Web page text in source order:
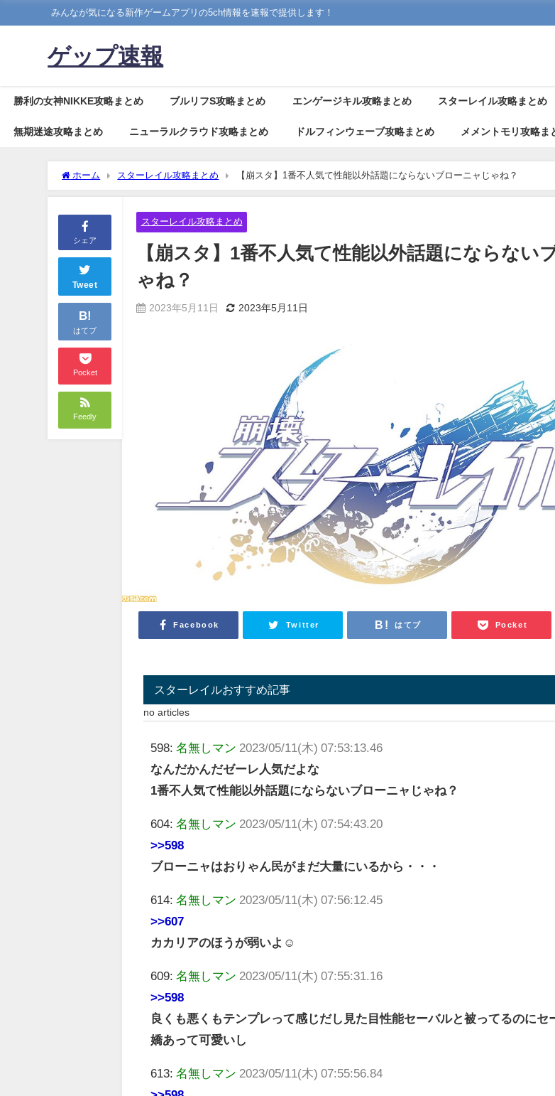
みんなが気になる新作ゲームアプリの5ch情報を速報で提供します！
ゲップ速報
勝利の女神NIKKE攻略まとめ ブルリフS攻略まとめ エンゲージキル攻略まとめ スターレイル攻略まとめ
無期迷途攻略まとめ ニューラルクラウド攻略まとめ ドルフィンウェーブ攻略まとめ メメントモリ攻略ま
ホーム スターレイル攻略まとめ 【崩スタ】1番不人気て性能以外話題にならないブローニャじゃね？
シェア
Tweet
B!
はてブ
Pocket
Feedly
スターレイル攻略まとめ
【崩スタ】1番不人気て性能以外話題にならない
ゃね？
2023年5月11日 2023年5月11日
Facebook Twitter はてブ Pocket
スターレイルおすすめ記事
no articles
598:名無しマン 2023/05/11(木) 07:53:13.46
なんだかんだゼーレ人気だよな
1番不人気て性能以外話題にならないブローニャじゃね？
604:名無しマン 2023/05/11(木) 07:54:43.20
>>598
ブローニャはおりゃん民がまだ大量にいるから・・・
614:名無しマン 2023/05/11(木) 07:56:12.45
>>607
カカリアのほうが弱いよ☺
609:名無しマン 2023/05/11(木) 07:55:31.16
>>598
良くも悪くもテンプレって感じだし見た目性能セーバルと被ってるのにセ
嬌あって可愛いし
613:名無しマン 2023/05/11(木) 07:55:56.84